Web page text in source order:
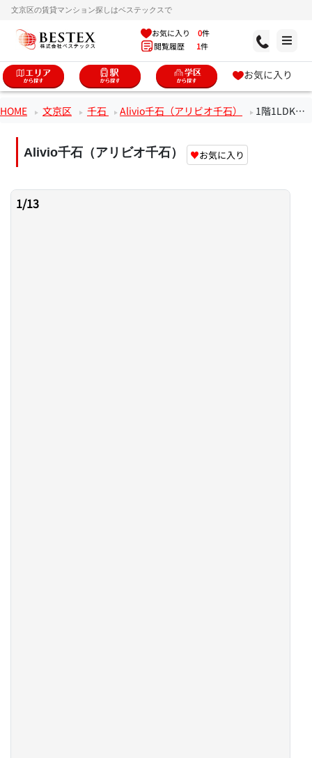
文京区の賃貸マンション探しはベステックスで
お気に入り 0件
閲覧履歴 1件
お気に入り
HOME 文京区 千石 Alivio千石（アリビオ千石） 1階1LDKのお部屋
Alivio千石（アリビオ千石） ♥お気に入り
1/13